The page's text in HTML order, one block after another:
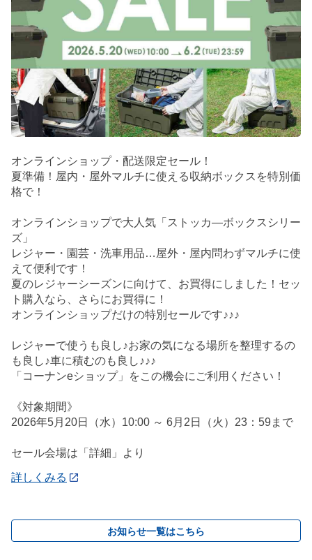
オンラインショップ・配送限定セール！
夏準備！屋内・屋外マルチに使える収納ボックスを特別価
格で！
オンラインショップで大人気「ストッカ―ボックスシリー
ズ」
レジャー・園芸・洗車用品…屋外・屋内問わずマルチに使
えて便利です！
夏のレジャーシーズンに向けて、お買得にしました！セッ
ト購入なら、さらにお買得に！
オンラインショップだけの特別セールです♪♪♪
レジャーで使うも良し♪お家の気になる場所を整理するの
も良し♪車に積むのも良し♪♪♪
「コーナンeショップ」をこの機会にご利用ください！
《対象期間》
2026年5月20日（水）10:00 ～ 6月2日（火）23：59まで
セール会場は「詳細」より
詳しくみる
お知らせ一覧はこちら